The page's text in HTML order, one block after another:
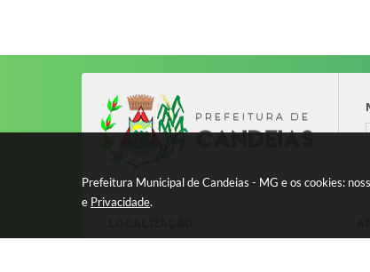
Prefeitura Municipal de Candeias - MG e os cookies:
e Privacidade.
Avenida 17 de Dezembro, nº 240